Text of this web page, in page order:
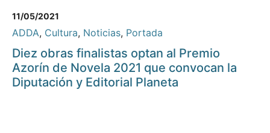
11/05/2021
ADDA, Cultura, Noticias, Portada
Diez obras finalistas optan al Premio
Azorín de Novela 2021 que convocan la
Diputación y Editorial Planeta